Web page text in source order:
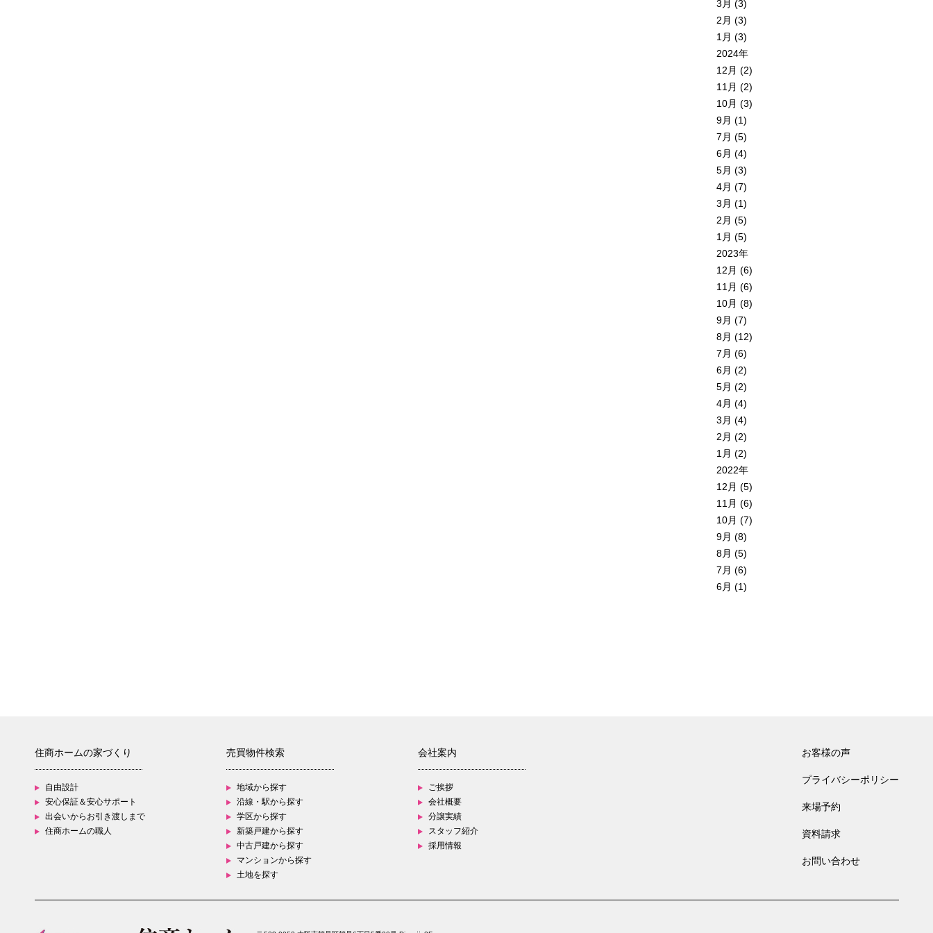
3月 (3)
2月 (3)
1月 (3)
2024年
12月 (2)
11月 (2)
10月 (3)
9月 (1)
7月 (5)
6月 (4)
5月 (3)
4月 (7)
3月 (1)
2月 (5)
1月 (5)
2023年
12月 (6)
11月 (6)
10月 (8)
9月 (7)
8月 (12)
7月 (6)
6月 (2)
5月 (2)
4月 (4)
3月 (4)
2月 (2)
1月 (2)
2022年
12月 (5)
11月 (6)
10月 (7)
9月 (8)
8月 (5)
7月 (6)
6月 (1)
住商ホームの家づくり
自由設計
安心保証＆安心サポート
出会いからお引き渡しまで
住商ホームの職人
売買物件検索
地域から探す
沿線・駅から探す
学区から探す
新築戸建から探す
中古戸建から探す
マンションから探す
土地を探す
会社案内
ご挨拶
会社概要
分譲実績
スタッフ紹介
採用情報
お客様の声
プライバシーポリシー
来場予約
資料請求
お問い合わせ